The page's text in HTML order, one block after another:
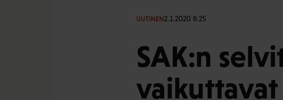
UUTINEN2.1.2020 8:25
SAK:n